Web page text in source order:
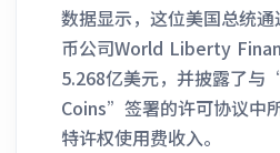
数据显示，这位美国总统
币公司World Liberty
5.268亿美元，并披露了
Coins”签署的许可协议中
特许权使用费收入。